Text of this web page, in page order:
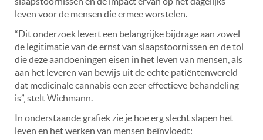
leven voor de mensen die ermee worstelen.
“Dit onderzoek levert een belangrijke bijdrage aan zowel
de legitimatie van de ernst van slaapstoornissen en de tol
die deze aandoeningen eisen in het leven van mensen, als
aan het leveren van bewijs uit de echte patiëntenwereld
dat medicinale cannabis een zeer effectieve behandeling
is”, stelt Wichmann.
In onderstaande grafiek zie je hoe erg slecht slapen het
leven en het werken van mensen beïnvloedt: